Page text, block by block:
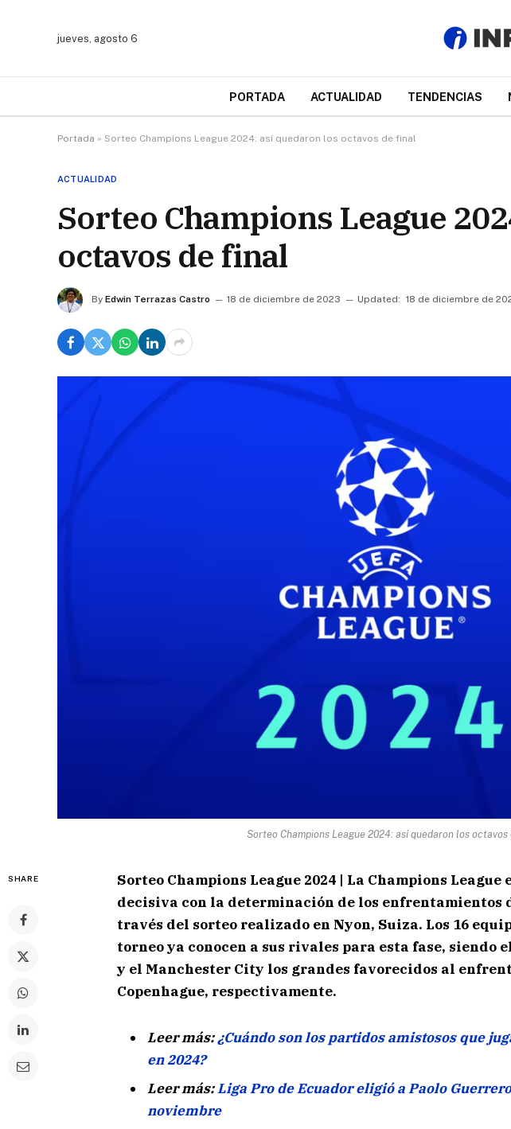
jueves, agosto 6
PORTADA ACTUALIDAD TENDENCIAS
Portada » Sorteo Champions League 2024: así quedaron los octavos de final
ACTUALIDAD
Sorteo Champions League
octavos de final
By Edwin Terrazas Castro 18 de diciembre de 2023 Updated: 18 de diciembre de
Sorteo Champions League 2024: así quedaron los octavos
SHARE
Sorteo Champions League 2024 | La Champions
decisiva con la determinación de los enfrentamientos
través del sorteo realizado en Nyon, Suiza. Los 16
torneo ya conocen a sus rivales para esta fase, siendo
y el Manchester City los grandes favorecidos al
Copenhague, respectivamente.
Leer más:¿Cuándo son los partidos amistosos que
en 2024?
Leer más:Liga Pro de Ecuador eligió a Paolo
noviembre